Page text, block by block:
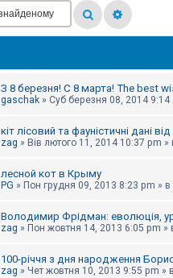
З 8 березня! С 8 марта! The best
gaschak » Суб березня 08, 2014 9:14
кіт лісовий та фауністичні дані
zag » Вів лютого 11, 2014 10:37 pm »
лесной кот в Крыму
PG » Пон грудня 09, 2013 8:23 pm » в
Володимир Фрідман: еволюція,
zag » Пон жовтня 14, 2013 6:05 pm »
100-річчя з дня народження
zag » Чет жовтня 10, 2013 9:55 pm » в